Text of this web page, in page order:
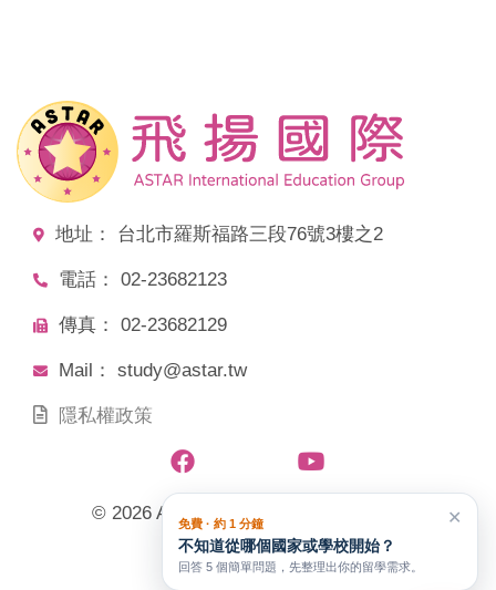
地址： 台北市羅斯福路三段76號3樓之2
電話： 02-23682123
傳真： 02-23682129
Mail： study@astar.tw
隱私權政策
© 2026 ASTAR飛揚國際教育文化事業
All Rights Reserved.
免費 · 約 1 分鐘
不知道從哪個國家或學校開始？
回答 5 個簡單問題，先整理出你的留學需求。
✕